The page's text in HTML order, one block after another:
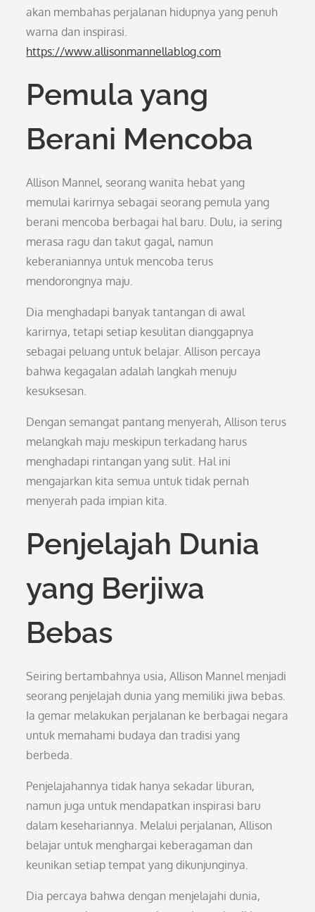
akan membahas perjalanan hidupnya yang penuh
warna dan inspirasi.
https://www.allisonmannellablog.com
Pemula yang
Berani Mencoba
Allison Mannel, seorang wanita hebat yang
memulai karirnya sebagai seorang pemula yang
berani mencoba berbagai hal baru. Dulu, ia sering
merasa ragu dan takut gagal, namun
keberaniannya untuk mencoba terus
mendorongnya maju.
Dia menghadapi banyak tantangan di awal
karirnya, tetapi setiap kesulitan dianggapnya
sebagai peluang untuk belajar. Allison percaya
bahwa kegagalan adalah langkah menuju
kesuksesan.
Dengan semangat pantang menyerah, Allison terus
melangkah maju meskipun terkadang harus
menghadapi rintangan yang sulit. Hal ini
mengajarkan kita semua untuk tidak pernah
menyerah pada impian kita.
Penjelajah Dunia
yang Berjiwa
Bebas
Seiring bertambahnya usia, Allison Mannel menjadi
seorang penjelajah dunia yang memiliki jiwa bebas.
Ia gemar melakukan perjalanan ke berbagai negara
untuk memahami budaya dan tradisi yang
berbeda.
Penjelajahannya tidak hanya sekadar liburan,
namun juga untuk mendapatkan inspirasi baru
dalam kesehariannya. Melalui perjalanan, Allison
belajar untuk menghargai keberagaman dan
keunikan setiap tempat yang dikunjunginya.
Dia percaya bahwa dengan menjelajahi dunia,